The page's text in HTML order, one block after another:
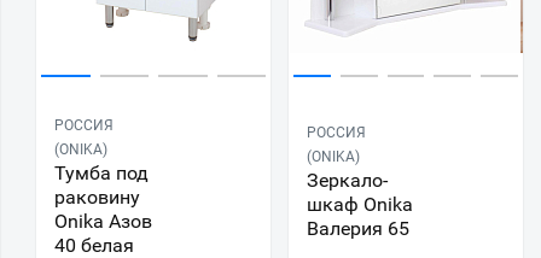
РОССИЯ
(ONIKA)
Тумба под
раковину
Onika Азов
40 белая
РОССИЯ
(ONIKA)
Зеркало-
шкаф Onika
Валерия 65